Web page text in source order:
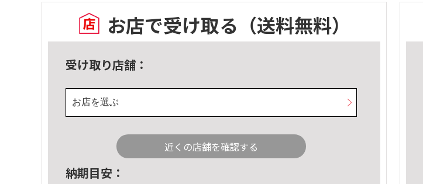
お店で受け取る （送料無料）
受け取り店舗：
お店を選ぶ
近くの店舗を確認する
納期目安：